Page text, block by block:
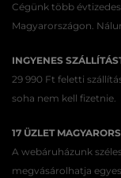
Cégünk több
Magyarországon.
INGYENES
29 990 Ft feletti
soha nem kell fizetnie.
17 ÜZLET
A webáruházunk
megvásárolhatja